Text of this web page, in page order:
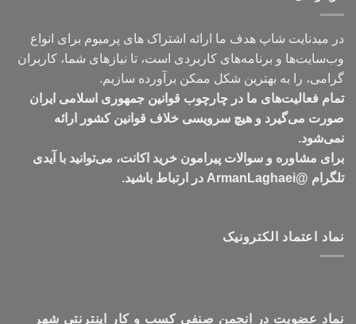
در میدنایت شاپ هدف ما ارائه اشتراک های پرمیوم برای انواع
وب‌سایت‌ها و برنامه‌های کاربردی است، تا نیازهای شما، کاربران
گرامی، را به بهترین شکل ممکن برآورده سازیم.
تمام فعالیت‌های ما در چارچوب قوانین جمهوری اسلامی ایران
صورت می‌گیرد و هیچ سرویسی خلاف قوانین کشور ارائه
نمی‌شود.
برای مشاوره و سوالات پیرامون خرید اکانت، می‌توانید با آیدی
تلگرام @ArmanLaghaei در ارتباط باشید.
نماد اعتماد الکترونیک
نماد عضویت در انجمن صنفی کسب و کار اینترنتی شهر